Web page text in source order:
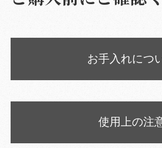
お手入れにつ
使用上の注